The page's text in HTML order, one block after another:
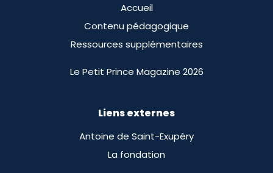
Accueil
Contenu pédagogique
Ressources supplémentaires
Le Petit Prince Magazine 2026
Liens externes
Antoine de Saint-Exupéry
La fondation